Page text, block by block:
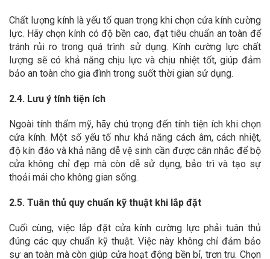
Chất lượng kính là yếu tố quan trọng khi chọn cửa kính cường
lực. Hãy chọn kính có độ bền cao, đạt tiêu chuẩn an toàn để
tránh rủi ro trong quá trình sử dụng. Kính cường lực chất
lượng sẽ có khả năng chịu lực và chịu nhiệt tốt, giúp đảm
bảo an toàn cho gia đình trong suốt thời gian sử dụng.
2.4. Lưu ý tính tiện ích
Ngoài tính thẩm mỹ, hãy chú trọng đến tính tiện ích khi chọn
cửa kính. Một số yếu tố như khả năng cách âm, cách nhiệt,
độ kín đáo và khả năng dễ vệ sinh cần được cân nhắc để bộ
cửa không chỉ đẹp mà còn dễ sử dụng, bảo trì và tạo sự
thoải mái cho không gian sống.
2.5. Tuân thủ quy chuẩn kỹ thuật khi lắp đặt
Cuối cùng, việc lắp đặt cửa kính cường lực phải tuân thủ
đúng các quy chuẩn kỹ thuật. Việc này không chỉ đảm bảo
sự an toàn mà còn giúp cửa hoạt động bền bỉ, trơn tru. Chọn